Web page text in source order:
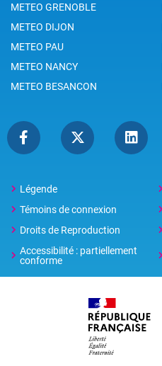
METEO GRENOBLE
METEO DIJON
METEO PAU
METEO NANCY
METEO BESANCON
Légende
Témoins de connexion
Droits de Reproduction
Accessibilité : partiellement
conforme